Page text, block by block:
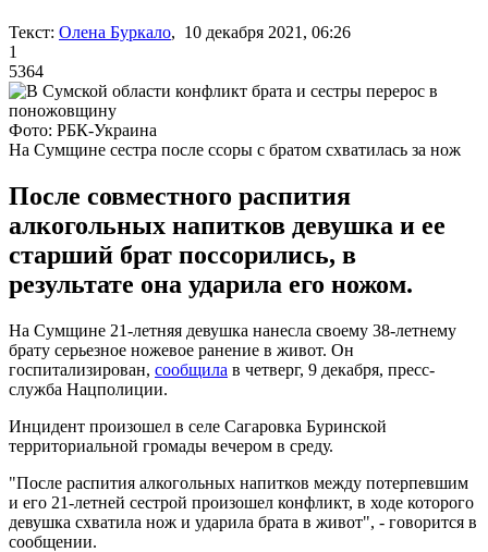
Текст: Олена Буркало, 10 декабря 2021, 06:26
1
5364
Фото: РБК-Украина
На Сумщине сестра после ссоры с братом схватилась за нож
После совместного распития
алкогольных напитков девушка и ее
старший брат поссорились, в
результате она ударила его ножом.
На Сумщине 21-летняя девушка нанесла своему 38-летнему
брату серьезное ножевое ранение в живот. Он
госпитализирован, сообщила в четверг, 9 декабря, пресс-
служба Нацполиции.
Инцидент произошел в селе Сагаровка Буринской
территориальной громады вечером в среду.
"После распития алкогольных напитков между потерпевшим
и его 21-летней сестрой произошел конфликт, в ходе которого
девушка схватила нож и ударила брата в живот", - говорится в
сообщении.